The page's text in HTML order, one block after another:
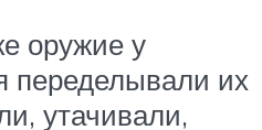
оружие у
переделывали их
утачивали,